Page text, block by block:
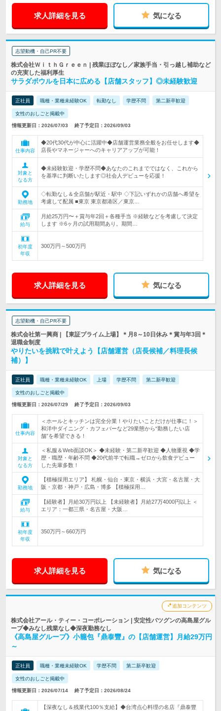
求人詳細を見る 気になる
志望動機・自己PR不要
株式会社ＷｉｔｈＧｒｅｅｎ | 残業ほぼなし／家族手当・引っ越し補助など
の充実した福利厚生
サラダボウルを日本に広める【店舗スタッフ】◎未経験歓迎
正社員 職種・業種未経験OK 転勤なし 学歴不問 第二新卒歓迎
女性のおしごと掲載中
情報更新日：2026/07/03 終了予定日：2026/09/03
仕事内容
◆20代30代が中心に活躍中◆店舗運営業務全般をお任せします◆
店長やマネージャーへのキャリアアップが可能！
対象と
なる方
◆未経験歓迎・学歴不問◆あなたのこれまでではなく、これから
を基準に判断いたします◎社会人デビューを応援！
勤務地
◇転勤なし＆全店舗が駅近・駅中 ◇下記いずれかの店舗へ希望を
考慮して配属 ■東京 東京都港区／東京…
給与
月給25万円〜＋賞与年2回＋各種手当 ※経験などを考慮して決定
します ※6ヶ月の試用期間あり。期間…
初年度
年収
300万円～500万円
求人詳細を見る 気になる
志望動機・自己PR不要
株式会社第一興商 | 【東証プライム上場】＊月8～10日休み＊賞与年3回＊
退職金制度
やりたいを挑戦で叶えよう【店舗運営（店長候補／料理長候
補）】
正社員 職種・業種未経験OK 上場 学歴不問 第二新卒歓迎
女性のおしごと掲載中
情報更新日：2026/07/29 終了予定日：2026/09/03
仕事内容
＜ホールとキッチンは完全分業！やりたいことだけが仕事に！＞
和洋中ダイニング・カフェバーなど29業態から“勤務したい店
舗”を希望できる！
対象と
なる方
＜私服＆Web面談OK＞ ◆未経験・第二新卒歓迎 ◆人物重視 ◆学
歴・職歴・年齢不問 ◆20代前半で転職→ゼロから飲食デビュー
した先輩多数！
勤務地
【積極採用エリア】 札幌・仙台・東京・横浜・大宮・名古屋・大
阪・京都・神戸・広島・博多 【積極採用…
給与
【経験者】月給30万円以上 【未経験者】月給27万4000円以上 ＜
エリア：一都三県・名古屋・大阪…
初年度
年収
350万円～660万円
求人詳細を見る 気になる
追加コンテンツ
株式会社アール・ティー・コーポレーション | 安定性バツグンの高島屋グル
ープ◆みなし残業なし◆深夜勤務なし
《高島屋グループ》小籠包『鼎泰豐』の【店舗運営】月給29万円
～
正社員 職種・業種未経験OK 学歴不問 第二新卒歓迎
女性のおしごと掲載中
情報更新日：2026/07/14 終了予定日：2026/08/24
【深夜なし＆残業代100％支給】◆台湾点心料理の名店『鼎泰豐